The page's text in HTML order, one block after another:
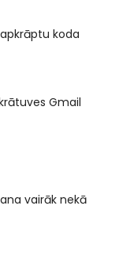
koda
Gmail
vairāk nekā